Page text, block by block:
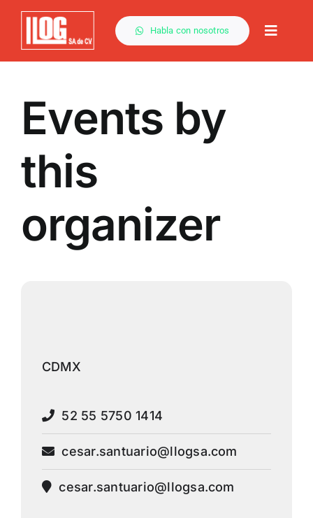
Saltar
contenido
Habla con nosotros
Toggle
Events by
this
organizer
CDMX
52 55 5750 1414
cesar.santuario@llogsa.com
cesar.santuario@llogsa.com